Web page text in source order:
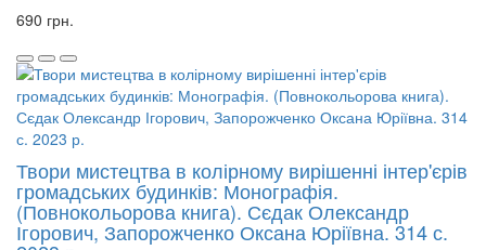
690 грн.
Твори мистецтва в колірному вирішенні інтер'єрів
громадських будинків: Монографія.
(Повнокольорова книга). Сєдак Олександр
Ігорович, Запорожченко Оксана Юріївна. 314 с.